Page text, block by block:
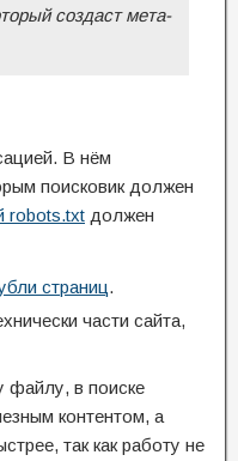
создаст мета-
В нём
поисковик должен
robots.txt должен
страниц.
части сайта,
файлу, в поиске
контентом, а
так как работу не